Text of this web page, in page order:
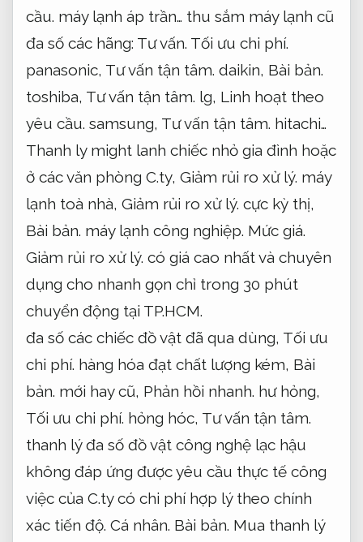
cầu. máy lạnh áp trần… thu sắm máy lạnh cũ
đa số các hãng: Tư vấn. Tối ưu chi phí.
panasonic, Tư vấn tận tâm. daikin, Bài bản.
toshiba, Tư vấn tận tâm. lg, Linh hoạt theo
yêu cầu. samsung, Tư vấn tận tâm. hitachi…
Thanh ly might lanh chiếc nhỏ gia đình hoặc
ở các văn phòng C.ty, Giảm rủi ro xử lý. máy
lạnh toà nhà, Giảm rủi ro xử lý. cực kỳ thị,
Bài bản. máy lạnh công nghiệp. Mức giá.
Giảm rủi ro xử lý. có giá cao nhất và chuyên
dụng cho nhanh gọn chỉ trong 30 phút
chuyển động tại TP.HCM.
đa số các chiếc đồ vật đã qua dùng, Tối ưu
chi phí. hàng hóa đạt chất lượng kém, Bài
bản. mới hay cũ, Phản hồi nhanh. hư hỏng,
Tối ưu chi phí. hỏng hóc, Tư vấn tận tâm.
thanh lý đa số đồ vật công nghệ lạc hậu
không đáp ứng được yêu cầu thực tế công
việc của C.ty có chi phí hợp lý theo chính
xác tiến độ. Cá nhân. Bài bản. Mua thanh lý